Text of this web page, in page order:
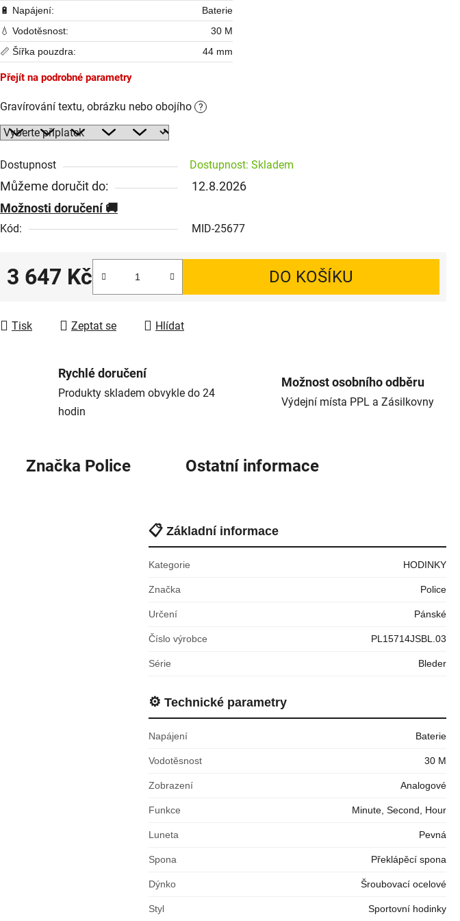
🔋 Napájení:
Baterie
💧 Vodotěsnost:
30 M
📏 Šířka pouzdra:
44 mm
Přejít na podrobné parametry
Gravírování textu, obrázku nebo obojího ?
Dostupnost Dostupnost: Skladem
Můžeme doručit do:
12.8.2026
Možnosti doručení
Kód: MID-25677
3 647 Kč DO KOŠÍKU
Tisk Zeptat se Hlídat
Rychlé doručení
Produkty skladem obvykle do 24
hodin
Možnost osobního odběru
Výdejní místa PPL a Zásilkovny
Značka Police Ostatní informace
📋 Základní informace
Kategorie HODINKY
Značka Police
Určení Pánské
Číslo výrobce PL15714JSBL.03
Série Bleder
⚙️ Technické parametry
Napájení Baterie
Vodotěsnost 30 M
Zobrazení Analogové
Funkce Minute, Second, Hour
Luneta Pevná
Spona Překlápěcí spona
Dýnko Šroubovací ocelové
Styl Sportovní hodinky